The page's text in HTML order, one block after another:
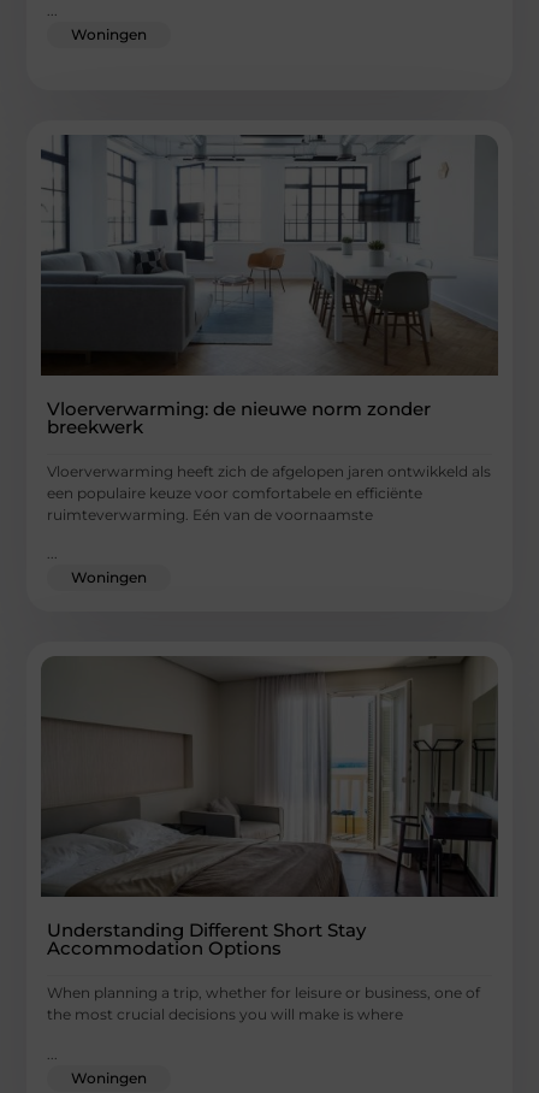
...
Woningen
Vloerverwarming: de nieuwe norm zonder
breekwerk
Vloerverwarming heeft zich de afgelopen jaren ontwikkeld als
een populaire keuze voor comfortabele en efficiënte
ruimteverwarming. Eén van de voornaamste
...
Woningen
Understanding Different Short Stay
Accommodation Options
When planning a trip, whether for leisure or business, one of
the most crucial decisions you will make is where
Woningen